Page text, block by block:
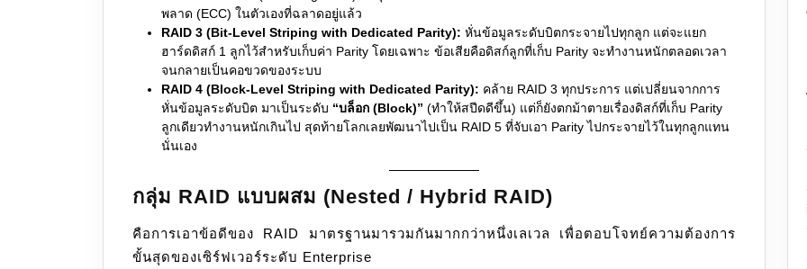
พลาด (ECC) ในตัวเองที่ฉลาดอยู่แล้ว
RAID 3 (Bit-Level Striping with Dedicated Parity): หั่นข้อมูลระดับบิตกระจายไปทุกลูก แต่จะแยก
ฮาร์ดดิสก์ 1 ลูกไว้สำหรับเก็บค่า Parity โดยเฉพาะ ข้อเสียคือดิสก์ลูกที่เก็บ Parity จะทำงานหนักตลอดเวลา
จนกลายเป็นคอขวดของระบบ
RAID 4 (Block-Level Striping with Dedicated Parity): คล้าย RAID 3 ทุกประการ แต่เปลี่ยนจากการ
หั่นข้อมูลระดับบิต มาเป็นระดับ “บล็อก (Block)” (ทำให้สปีดดีขึ้น) แต่ก็ยังตกม้าตายเรื่องดิสก์ที่เก็บ Parity
ลูกเดียวทำงานหนักเกินไป สุดท้ายโลกเลยพัฒนาไปเป็น RAID 5 ที่จับเอา Parity ไปกระจายไว้ในทุกลูกแทน
นั่นเอง
กลุ่ม RAID แบบผสม (Nested / Hybrid RAID)
คือการเอาข้อดีของ RAID มาตรฐานมารวมกันมากกว่าหนึ่งเลเวล เพื่อตอบโจทย์ความต้องการ
ขั้นสุดของเซิร์ฟเวอร์ระดับ Enterprise